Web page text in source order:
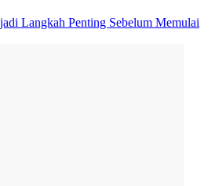
Langkah Penting Sebelum Memulai